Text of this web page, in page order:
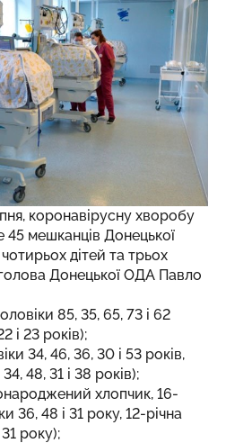
коронавірусну хворобу
45 мешканців Донецької
дітей та трьох
Донецької ОДА Павло
85, 35, 65, 73 і 62
і 23 років);
34, 46, 36, 30 і 53 років,
48, 31 і 38 років);
хлопчик, 16-
36, 48 і 31 року, 12-річна
року);